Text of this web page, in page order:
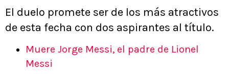
El duelo promete ser de los más atractivos
de esta fecha con dos aspirantes al título.
Muere Jorge Messi, el padre de Lionel
Messi